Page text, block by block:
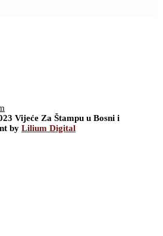
Vijeće Za Štampu u Bosni i
by Lilium Digital